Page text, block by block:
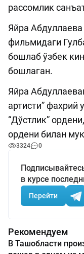
рассомлик
Яйра Абдуллаева
фильмидаги
бошлаб ўзбек
бошлаган.
Яйра
артисти” фахрий
“Дўстлик”
ордени билан
3324 0
в курсе
Перейти
Рекомендуем
В Ташобласти